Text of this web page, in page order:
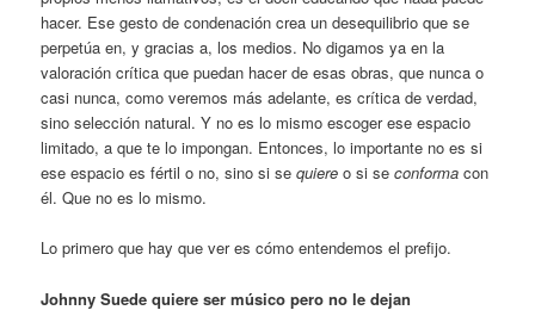
hacer. Ese gesto de condenación crea un desequilibrio que se
perpetúa en, y gracias a, los medios. No digamos ya en la
valoración crítica que puedan hacer de esas obras, que nunca o
casi nunca, como veremos más adelante, es crítica de verdad,
sino selección natural. Y no es lo mismo escoger ese espacio
limitado, a que te lo impongan. Entonces, lo importante no es si
ese espacio es fértil o no, sino si sequiere o si seconforma con
él. Que no es lo mismo.
Lo primero que hay que ver es cómo entendemos el prefijo.
Johnny Suede quiere ser músico pero no le dejan